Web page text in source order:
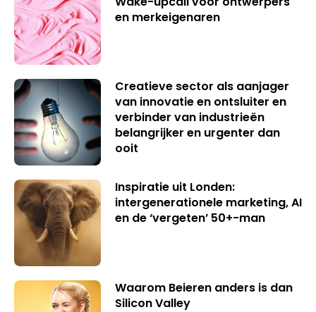
en merkeigenaren
Creatieve sector als aanjager
van innovatie en ontsluiter en
verbinder van industrieën
belangrijker en urgenter dan
ooit
Inspiratie uit Londen:
intergenerationele marketing, AI
en de ‘vergeten’ 50+-man
Waarom Beieren anders is dan
Silicon Valley